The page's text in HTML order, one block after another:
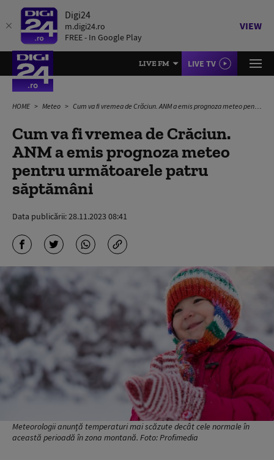
Digi24
m.digi24.ro
FREE - In Google Play
VIEW
LIVE FM LIVE TV
HOME Meteo Cum va fi vremea de Crăciun. ANM a emis prognoza meteo pentru următoarele patru săptămâni
Cum va fi vremea de Crăciun.
ANM a emis prognoza meteo
pentru următoarele patru
săptămâni
Data publicării:28.11.2023 08:41
Meteorologii anunță temperaturi mai scăzute decât cele normale în
această perioadă în zona montană. Foto: Profimedia